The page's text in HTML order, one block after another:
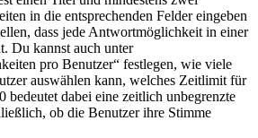
in die entsprechenden Felder eingeben
dass jede Antwortmöglichkeit in einer
Du kannst auch unter
pro Benutzer“ festlegen, wie viele
auswählen kann, welches Zeitlimit für
bedeutet dabei eine zeitlich unbegrenzte
ob die Benutzer ihre Stimme